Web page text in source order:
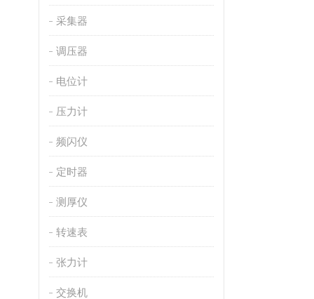
采集器
调压器
电位计
压力计
频闪仪
定时器
测厚仪
转速表
张力计
交换机